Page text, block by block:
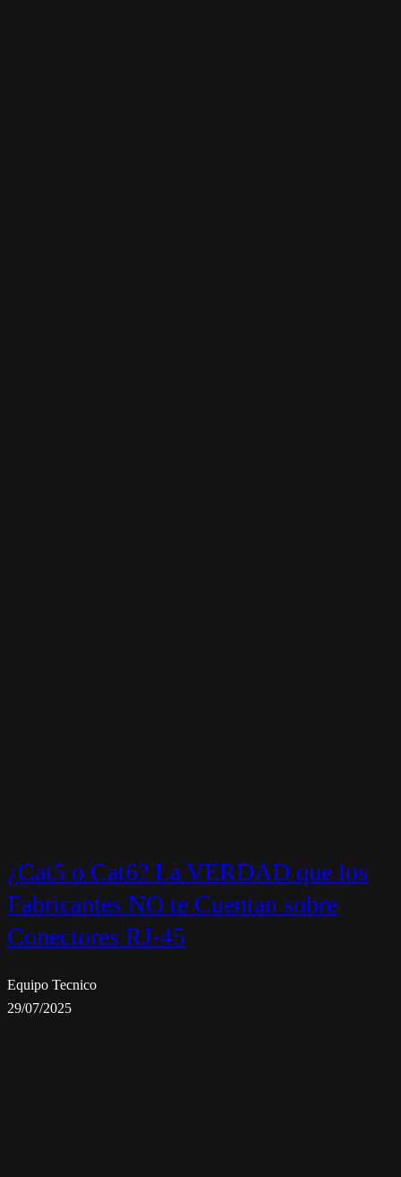
¿Cat5 o Cat6? La VERDAD que los
Fabricantes NO te Cuentan sobre
Conectores RJ-45
Equipo Tecnico
29/07/2025